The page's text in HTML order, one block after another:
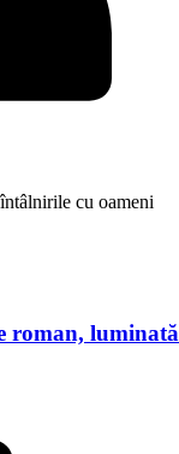
cu oameni
roman, luminată